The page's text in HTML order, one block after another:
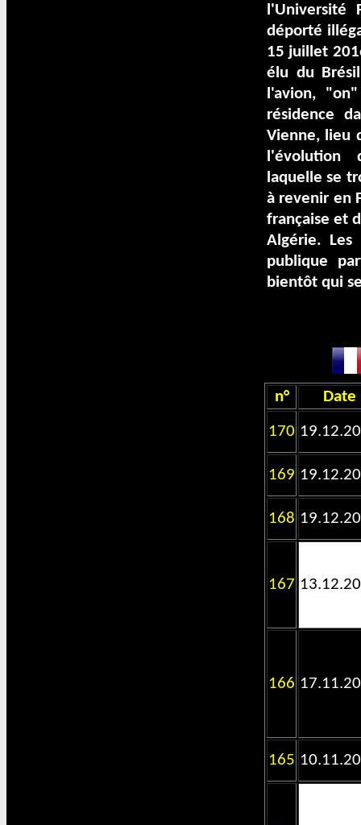
l'Université
déporté
15 juillet
élu du
l'avion,
résidence
Vienne, lieu
l'évolution
laquelle se
à revenir en
française et
Algérie.
publique
bientôt qui
n° Date
170
169
168
167
166
165